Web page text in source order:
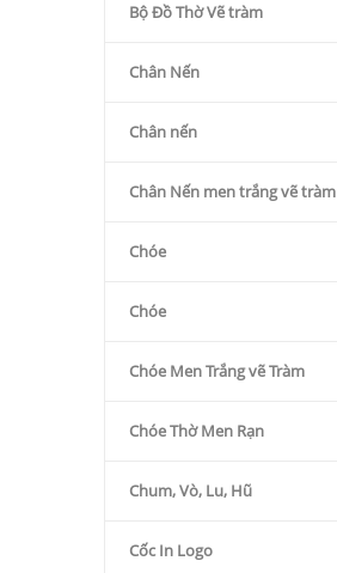
Bộ Đồ Thờ Vẽ tràm
Chân Nến
Chân nến
Chân Nến men trắng vẽ tràm
Chóe
Chóe
Chóe Men Trắng vẽ Tràm
Chóe Thờ Men Rạn
Chum, Vò, Lu, Hũ
Cốc In Logo